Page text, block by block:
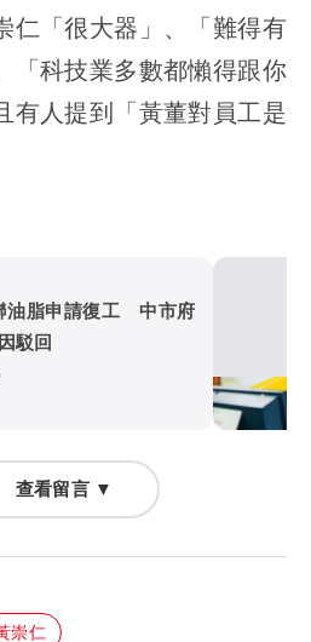
仁「很大器」、「難得有
「科技業多數都懶得跟你
有人提到「黃董對員工是
油脂申請復工 中市府
駁回
查看留言 ▼
崇仁